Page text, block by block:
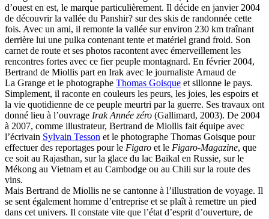
Rochez Carine
Rondón Analía
Roperch Aurélie
Roux Baptiste
Sablé Erik
Saint-Loup
Salon Olivier
Sapin-Defour Cédric
Sattler Alexandre
Sauquet Michel
Sauve Philippe
Shipton Eric
Sibony Julie
Sokpakbaïev Berdibek
Soleilhavoup François
Squillace Sophie
Sylvestre Françoise
Tardieu Marc
Terrisse Marc
d’ouest en est, le marque particulièrement. Il décide en janvier 2004
de découvrir la vallée du Panshir? sur des skis de randonnée cette
fois. Avec un ami, il remonte la vallée sur environ 230 km traînant
derrière lui une pulka contenant tente et matériel grand froid. Son
carnet de route et ses photos racontent avec émerveillement les
rencontres fortes avec ce fier peuple montagnard. En février 2004,
Bertrand de Miollis part en Irak avec le journaliste Arnaud de
La Grange et le photographe Thomas Goisque et sillonne le pays.
Simplement, il raconte en couleurs les peurs, les joies, les espoirs et
la vie quotidienne de ce peuple meurtri par la guerre. Ses travaux ont
donné lieu à l’ouvrage Irak Année zéro (Gallimard, 2003). De 2004
à 2007, comme illustrateur, Bertrand de Miollis fait équipe avec
l’écrivain Sylvain Tesson et le photographe Thomas Goisque pour
effectuer des reportages pour le Figaro et le Figaro-Magazine, que
ce soit au Rajasthan, sur la glace du lac Baïkal en Russie, sur le
Mékong au Vietnam et au Cambodge ou au Chili sur la route des
vins.
Mais Bertrand de Miollis ne se cantonne à l’illustration de voyage. Il
se sent également homme d’entreprise et se plaît à remettre un pied
dans cet univers. Il constate vite que l’état d’esprit d’ouverture, de